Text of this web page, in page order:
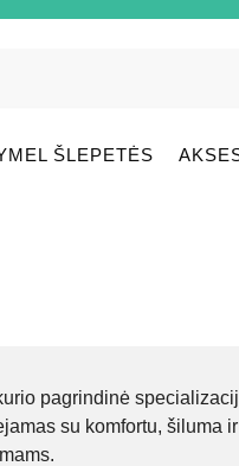
ŠLEPETĖS
pagrindinė
su komfortu, šiluma